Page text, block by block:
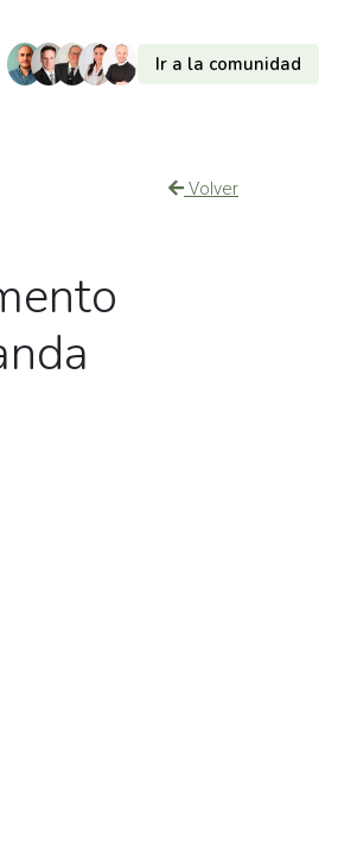
Ir a la comunidad
Volver